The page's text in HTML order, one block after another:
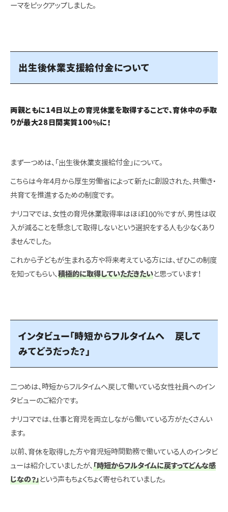
ーマをピックアップしました。
出生後休業支援給付金について
両親ともに14日以上の育児休業を取得することで、育休中の手取
りが最大28日間実質100％に！
まず一つめは、「出生後休業支援給付金」について。
こちらは今年4月から厚生労働省によって新たに創設された、共働き・
共育てを推進するための制度です。
ナリコマでは、女性の育児休業取得率はほぼ100％ですが、男性は収
入が減ることを懸念して取得しないという選択をする人も少なくあり
ませんでした。
これから子どもが生まれる方や将来考えている方には、ぜひこの制度
を知ってもらい、 積極的に取得していただきたいと思っています！
インタビュー「時短からフルタイムへ 戻して
みてどうだった？」
二つめは、時短からフルタイムへ戻して働いている女性社員へのイン
タビューのご紹介です。
ナリコマでは、仕事と育児を両立しながら働いている方がたくさんい
ます。
以前、育休を取得した方や育児短時間勤務で働いている人のインタビ
ューは紹介していましたが、 「時短からフルタイムに戻すってどんな感
じなの？」という声もちょくちょく寄せられていました。